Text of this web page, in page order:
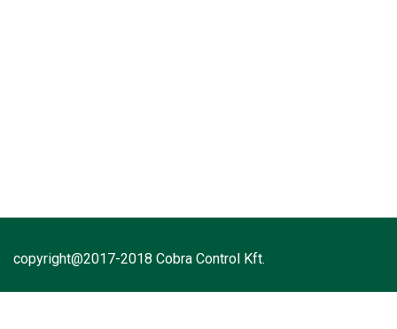
copyright@2017-2018 Cobra Control Kft.